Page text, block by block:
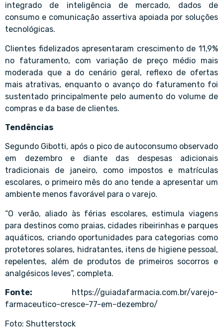
integrado de inteligência de mercado, dados de
consumo e comunicação assertiva apoiada por soluções
tecnológicas.
Clientes fidelizados apresentaram crescimento de 11,9%
no faturamento, com variação de preço médio mais
moderada que a do cenário geral, reflexo de ofertas
mais atrativas, enquanto o avanço do faturamento foi
sustentado principalmente pelo aumento do volume de
compras e da base de clientes.
Tendências
Segundo Gibotti, após o pico de autoconsumo observado
em dezembro e diante das despesas adicionais
tradicionais de janeiro, como impostos e matrículas
escolares, o primeiro mês do ano tende a apresentar um
ambiente menos favorável para o varejo.
“O verão, aliado às férias escolares, estimula viagens
para destinos como praias, cidades ribeirinhas e parques
aquáticos, criando oportunidades para categorias como
protetores solares, hidratantes, itens de higiene pessoal,
repelentes, além de produtos de primeiros socorros e
analgésicos leves”, completa.
Fonte:
https://guiadafarmacia.com.br/varejo-
farmaceutico-cresce-77-em-dezembro/
Foto: Shutterstock